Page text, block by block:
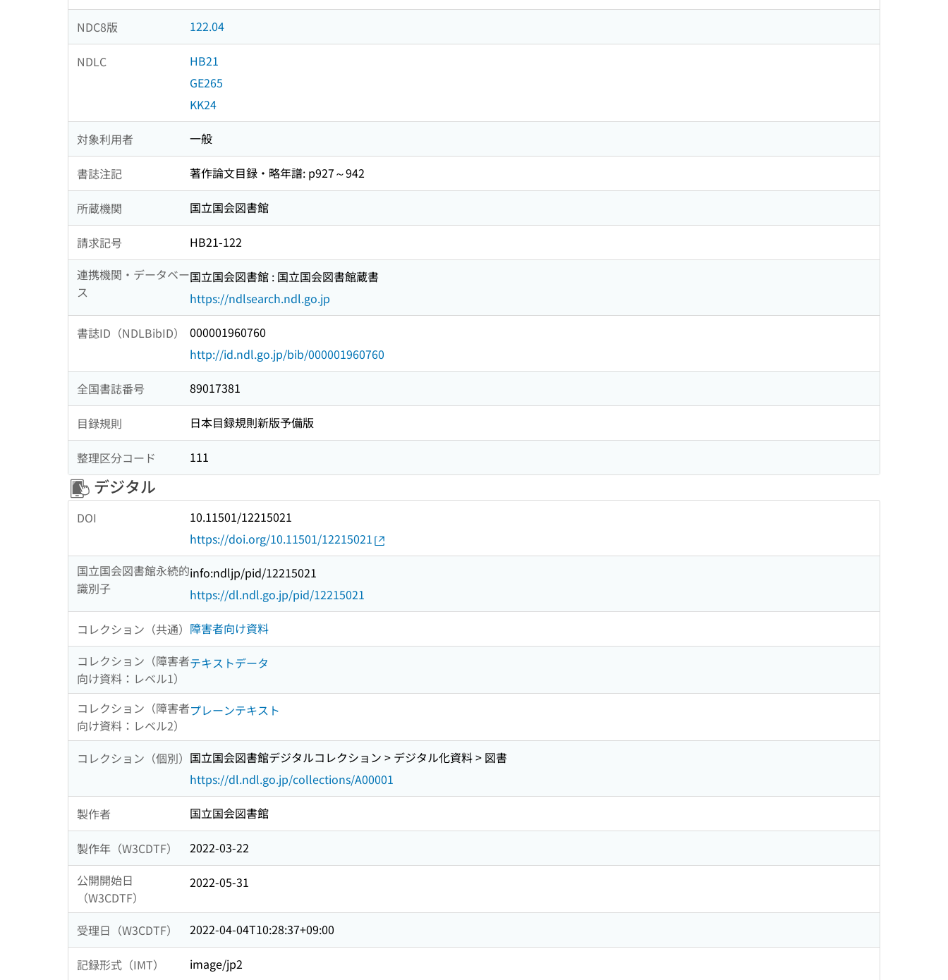
NDC8版 122.04
NDLC
HB21
GE265
KK24
対象利用者 一般
書誌注記 著作論文目録・略年譜: p927～942
所蔵機関 国立国会図書館
請求記号
HB21-122
連携機関・データベー
ス
国立国会図書館 : 国立国会図書館蔵書
https://ndlsearch.ndl.go.jp
書誌ID（NDLBibID）
000001960760
http://id.ndl.go.jp/bib/000001960760
全国書誌番号 89017381
目録規則 日本目録規則新版予備版
整理区分コード 111
デジタル
DOI
10.11501/12215021
https://doi.org/10.11501/12215021
国立国会図書館永続的
識別子
info:ndljp/pid/12215021
https://dl.ndl.go.jp/pid/12215021
コレクション（共通） 障害者向け資料
コレクション（障害者
向け資料：レベル1）
テキストデータ
コレクション（障害者
向け資料：レベル2）
プレーンテキスト
コレクション（個別） 国立国会図書館デジタルコレクション > デジタル化資料 > 図書
https://dl.ndl.go.jp/collections/A00001
製作者 国立国会図書館
製作年（W3CDTF）
2022-03-22
公開開始日
（W3CDTF）
2022-05-31
受理日（W3CDTF） 2022-04-04T10:28:37+09:00
記録形式（IMT） image/jp2